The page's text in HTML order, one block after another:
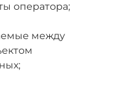
оператора;
между